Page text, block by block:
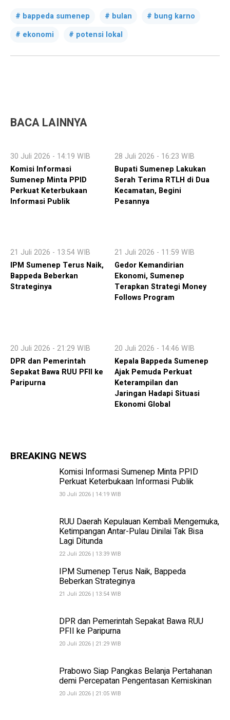
bappeda sumenep bulan
bung karno
ekonomi
potensi lokal
BACA LAINNYA
30 Juli 2026 - 14:19 WIB
Komisi Informasi
Sumenep Minta PPID
Perkuat Keterbukaan
Informasi Publik
28 Juli 2026 - 16:23 WIB
Bupati Sumenep Lakukan
Serah Terima RTLH di Dua
Kecamatan, Begini
Pesannya
21 Juli 2026 - 13:54 WIB
IPM Sumenep Terus Naik,
Bappeda Beberkan
Strateginya
21 Juli 2026 - 11:59 WIB
Gedor Kemandirian
Ekonomi, Sumenep
Terapkan Strategi Money
Follows Program
20 Juli 2026 - 21:29 WIB
DPR dan Pemerintah
Sepakat Bawa RUU PFII ke
Paripurna
20 Juli 2026 - 14:46 WIB
Kepala Bappeda Sumenep
Ajak Pemuda Perkuat
Keterampilan dan
Jaringan Hadapi Situasi
Ekonomi Global
BREAKING NEWS
Komisi Informasi Sumenep Minta PPID
Perkuat Keterbukaan Informasi Publik
30 Juli 2026 | 14:19 WIB
RUU Daerah Kepulauan Kembali Mengemuka,
Ketimpangan Antar-Pulau Dinilai Tak Bisa
Lagi Ditunda
22 Juli 2026 | 13:39 WIB
IPM Sumenep Terus Naik, Bappeda
Beberkan Strateginya
21 Juli 2026 | 13:54 WIB
DPR dan Pemerintah Sepakat Bawa RUU
PFII ke Paripurna
20 Juli 2026 | 21:29 WIB
Prabowo Siap Pangkas Belanja Pertahanan
demi Percepatan Pengentasan Kemiskinan
20 Juli 2026 | 21:05 WIB